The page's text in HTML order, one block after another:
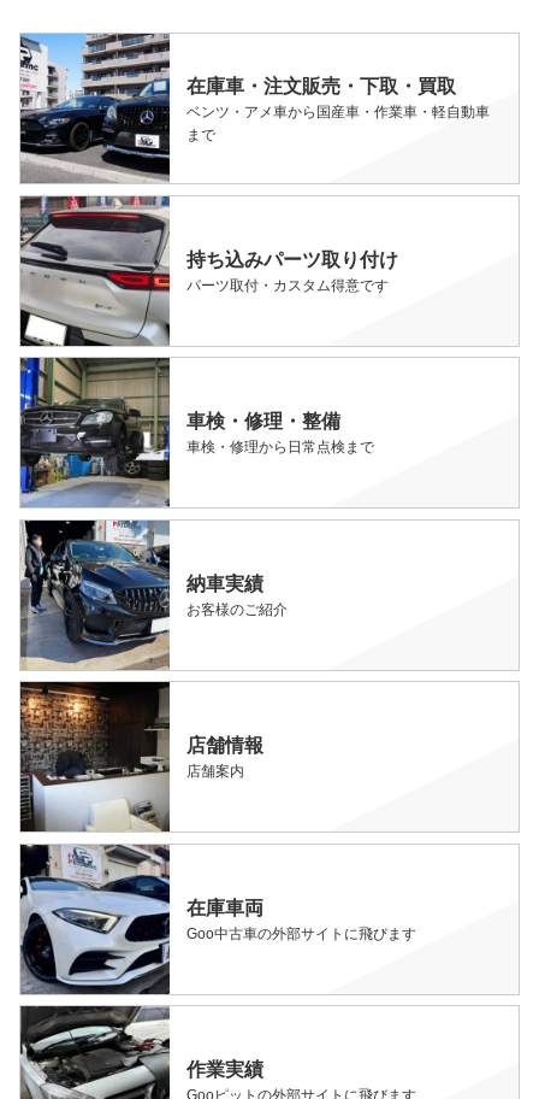
在庫車・注文販売・下取・買取
ベンツ・アメ車から国産車・作業車・軽自動車
まで
持ち込みパーツ取り付け
パーツ取付・カスタム得意です
車検・修理・整備
車検・修理から日常点検まで
納車実績
お客様のご紹介
店舗情報
店舗案内
在庫車両
Goo中古車の外部サイトに飛びます
作業実績